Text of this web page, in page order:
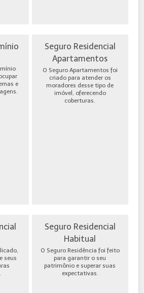
e
Seguro Residencial
Apartamentos
O Seguro Apartamentos foi
criado para atender os
moradores desse tipo de
imóvel, oferecendo
coberturas.
seus
Seguro Residencial
Habitual
O Seguro Residência foi feito
para garantir o seu
patrimônio e superar suas
expectativas.